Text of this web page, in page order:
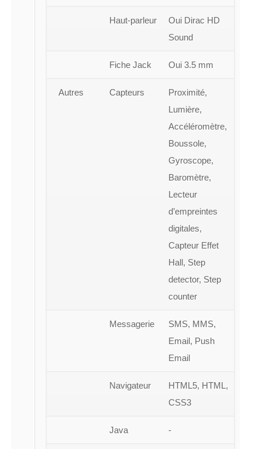
Haut-parleur
Oui Dirac HD
Sound
Fiche Jack Oui 3.5 mm
Autres Capteurs
Proximité,
Lumière,
Accéléromètre,
Boussole,
Gyroscope,
Baromètre,
Lecteur
d’empreintes
digitales,
Capteur Effet
Hall, Step
detector, Step
counter
Messagerie
SMS, MMS,
Email, Push
Email
Navigateur
HTML5, HTML,
CSS3
Java -